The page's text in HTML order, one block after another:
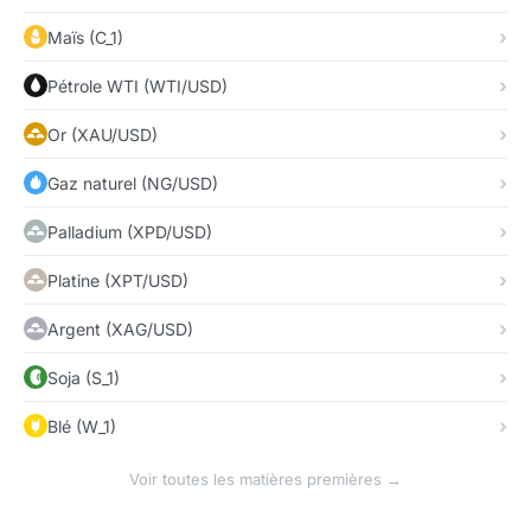
Maïs (C_1)
Pétrole WTI (WTI/USD)
Or (XAU/USD)
Gaz naturel (NG/USD)
Palladium (XPD/USD)
Platine (XPT/USD)
Argent (XAG/USD)
Soja (S_1)
Blé (W_1)
Voir toutes les matières premières →